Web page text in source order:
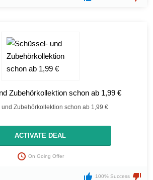
Zubehörkollektion schon ab 1,99 €
und Zubehörkollektion schon ab 1,99 €
ACTIVATE DEAL
On Going Offer
100% Success